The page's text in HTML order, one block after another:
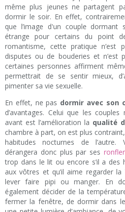
même plus jeunes ne partagent
dormir le soir. En effet,
que l’image d'un couple dormant
étrange pour certains du point
romantisme, cette pratique n’est
disputes ou de bouderies et n’est
certaines personnes affirment
permettrait de se sentir mieux,
pimenter sa vie sexuelle.
En effet, ne pas dormir avec son
d’avantages. Celui que les
avant est l’amélioration la qualité
chambre à part, on est plus
habitudes nocturnes de
dérangera donc plus par ses
trop dans le lit ou encore s’il a des
aux vôtres et qu’il aime regarder
lever faire pipi ou manger. En
également décider de la
fermer la fenêtre, de dormir dans